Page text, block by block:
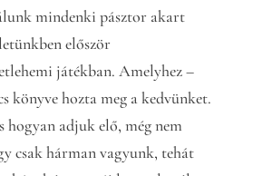
mindenki pásztor akart
először
játékban. Amelyhez –
könyve hozta meg a kedvünket.
hogyan adjuk elő, még nem
csak hárman vagyunk, tehát